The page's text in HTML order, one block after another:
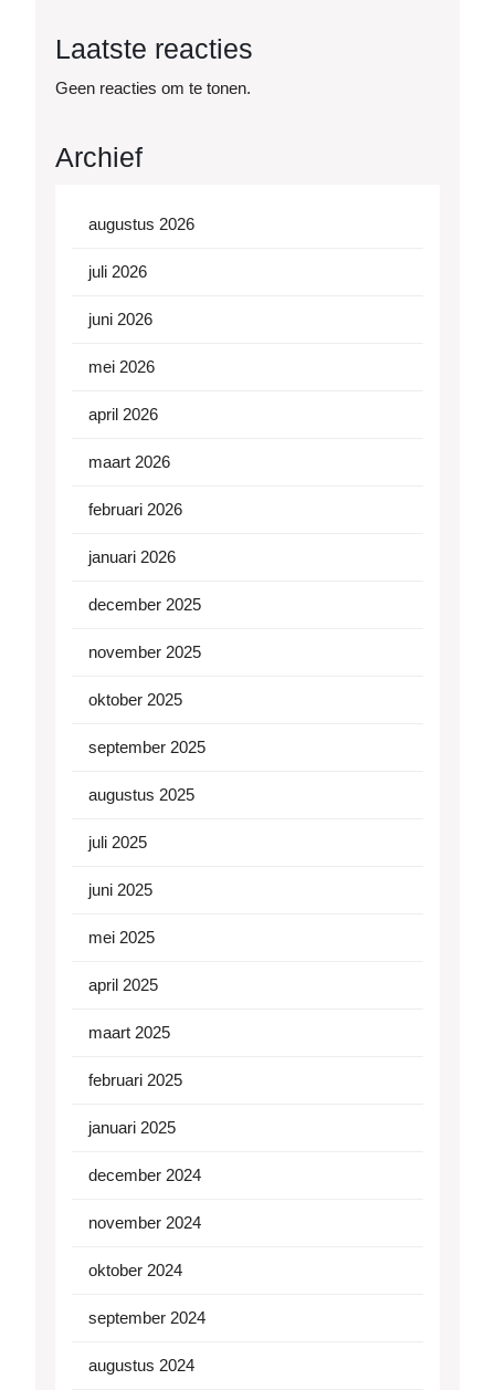
Laatste reacties
Geen reacties om te tonen.
Archief
augustus 2026
juli 2026
juni 2026
mei 2026
april 2026
maart 2026
februari 2026
januari 2026
december 2025
november 2025
oktober 2025
september 2025
augustus 2025
juli 2025
juni 2025
mei 2025
april 2025
maart 2025
februari 2025
januari 2025
december 2024
november 2024
oktober 2024
september 2024
augustus 2024